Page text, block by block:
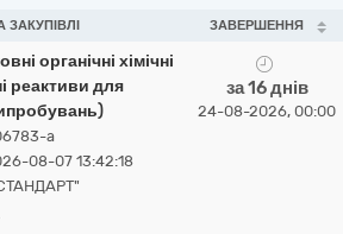
ЗАВЕРШЕННЯ
органічні хімічні
реактиви для
a
08-07 13:42:18
за 16 днів
24-08-2026, 00:00